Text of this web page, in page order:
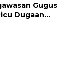
Gugus
Dugaan
Bale-Bale di